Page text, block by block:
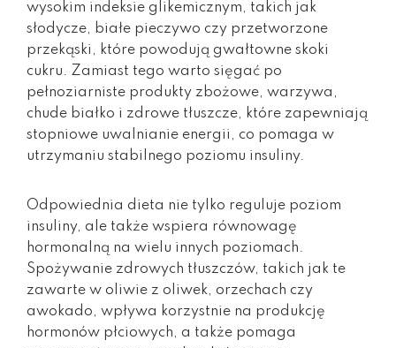
wysokim indeksie glikemicznym, takich jak
słodycze, białe pieczywo czy przetworzone
przekąski, które powodują gwałtowne skoki
cukru. Zamiast tego warto sięgać po
pełnoziarniste produkty zbożowe, warzywa,
chude białko i zdrowe tłuszcze, które zapewniają
stopniowe uwalnianie energii, co pomaga w
utrzymaniu stabilnego poziomu insuliny.
Odpowiednia dieta nie tylko reguluje poziom
insuliny, ale także wspiera równowagę
hormonalną na wielu innych poziomach.
Spożywanie zdrowych tłuszczów, takich jak te
zawarte w oliwie z oliwek, orzechach czy
awokado, wpływa korzystnie na produkcję
hormonów płciowych, a także pomaga